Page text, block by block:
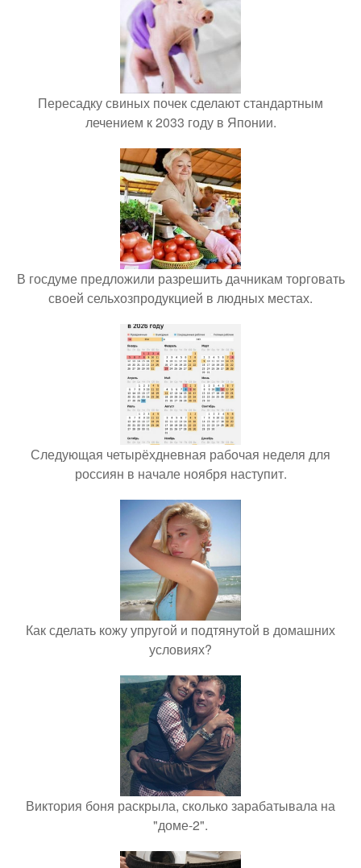
Пересадку свиных почек сделают стандартным
лечением к 2033 году в Японии.
В госдуме предложили разрешить дачникам торговать
своей сельхозпродукцией в людных местах.
Следующая четырёхдневная рабочая неделя для
россиян в начале ноября наступит.
Как сделать кожу упругой и подтянутой в домашних
условиях?
Виктория боня раскрыла, сколько зарабатывала на
"доме-2".